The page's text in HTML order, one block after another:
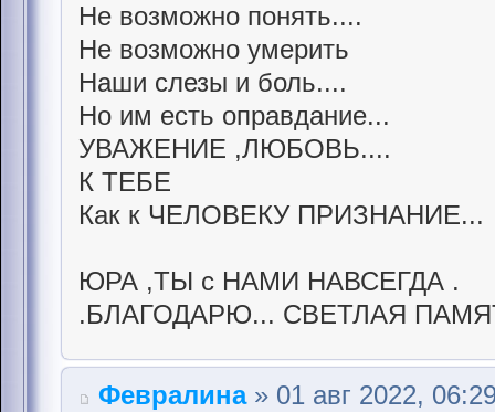
Не возможно понять....
Не возможно умерить
Наши слезы и боль....
Но им есть оправдание...
УВАЖЕНИЕ ,ЛЮБОВЬ....
К ТЕБЕ
Как к ЧЕЛОВЕКУ ПРИЗНАНИЕ...
ЮРА ,ТЫ с НАМИ НАВСЕГДА .
.БЛАГОДАРЮ... СВЕТЛАЯ
Февралина» 01 авг 2022,